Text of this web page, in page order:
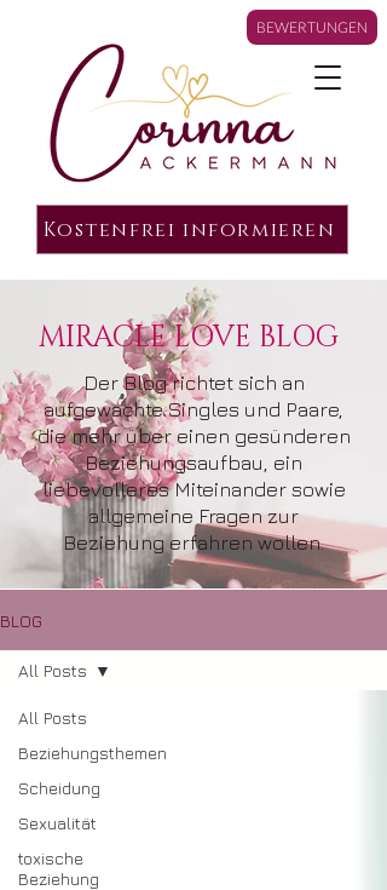
Kostenfrei informieren
MIRACLE LOVE BLOG
Der Blog richtet sich an
aufgewachte Singles und Paare,
die mehr über einen gesünderen
Beziehungsaufbau, ein
liebevolleres Miteinander sowie
allgemeine Fragen zur
Beziehung erfahren wollen.
BLOG
All Posts
Beziehungsthemen
Scheidung
Sexualität
toxische
Beziehung
All Posts
BEWERTUNGEN